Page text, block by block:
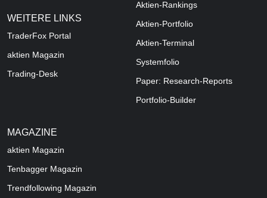
WEITERE LINKS
TraderFox Portal
aktien Magazin
Trading-Desk
Aktien-Rankings
Aktien-Portfolio
Aktien-Terminal
Systemfolio
Paper: Research-Reports
Portfolio-Builder
MAGAZINE
aktien Magazin
Tenbagger Magazin
Trendfollowing Magazin